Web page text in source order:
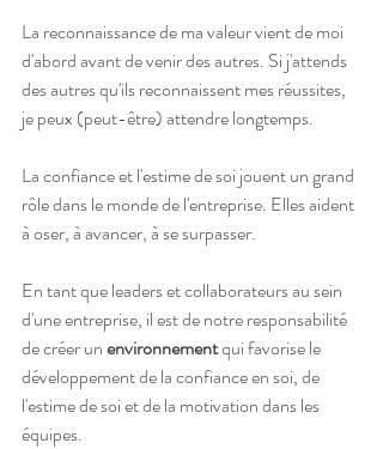
La reconnaissance de ma valeur vient de moi
d'abord avant de venir des autres. Si j'attends
des autres qu'ils reconnaissent mes réussites,
je peux (peut-être) attendre longtemps.
La confiance et l'estime de soi jouent un grand
rôle dans le monde de l'entreprise. Elles aident
à oser, à avancer, à se surpasser.
En tant que leaders et collaborateurs au sein
d'une entreprise, il est de notre responsabilité
de créer un environnement qui favorise le
développement de la confiance en soi, de
l'estime de soi et de la motivation dans les
équipes.